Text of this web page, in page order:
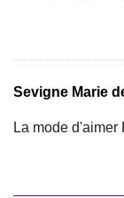
Sevigne Marie
La mode d'aimer